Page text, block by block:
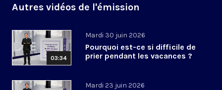
Autres vidéos de l'émission
03:34
Mardi 30 juin 2026
Pourquoi est-ce si difficile de
prier pendant les vacances ?
Mardi 23 juin 2026